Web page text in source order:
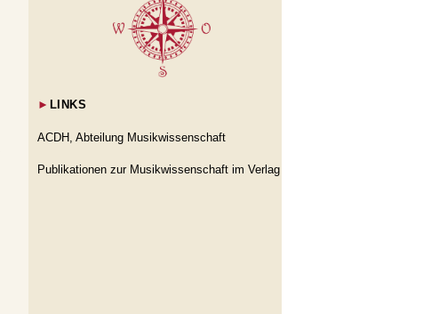
► LINKS
ACDH, Abteilung Musikwissenschaft
Publikationen zur Musikwissenschaft im Verlag